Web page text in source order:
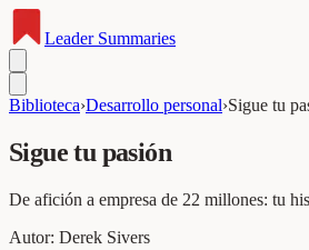
LeaderSummaries
Biblioteca›Desarrollo personal›Sigue tu
Sigue tu pasión
De afición a empresa de 22 millones: tu
Autor: Derek Sivers